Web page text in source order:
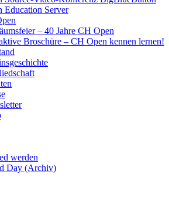
Education Server
– 40 Jahre CH Open
Broschüre – CH Open kennen lernen!
werden
Day (Archiv)